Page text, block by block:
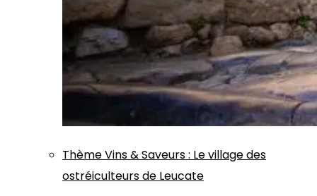
ThèmeVins & Saveurs: Le village des
ostréiculteurs de Leucate